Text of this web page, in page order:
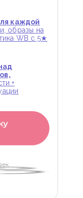
каждой
образы на
WB с 5★
+